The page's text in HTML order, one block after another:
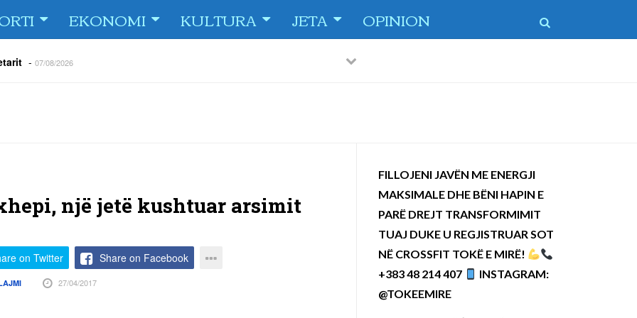
EKONOMI KULTURA JETA OPINION
Fiorin e San Marinos, duke i shënuar katër gola në pjesëlojën e dytë -
portofolin me dokumente dhe të holla
PreviousNext
një jetë kushtuar arsimit
on Twitter Share on Facebook
27/04/2017
FILLOJENI JAVËN ME ENERGJI
MAKSIMALE DHE BËNI HAPIN E
PARË DREJT TRANSFORMIMIT
TUAJ DUKE U REGJISTRUAR SOT
NË CROSSFIT TOKË E MIRË!
+383 48 214 407
INSTAGRAM:
@TOKEEMIRE